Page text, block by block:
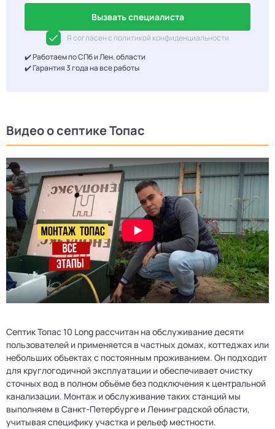
Вызвать специалиста
Я согласен с политикой конфиденциальности
✔️ Работаем по СПб и Лен. области
✔️ Гарантия 3 года на все работы
Видео о септике Топас
Септик Топас 10 Long рассчитан на обслуживание десяти
пользователей и применяется в частных домах, коттеджах или
небольших объектах с постоянным проживанием. Он подходит
для круглогодичной эксплуатации и обеспечивает очистку
сточных вод в полном объёме без подключения к центральной
канализации. Монтаж и обслуживание таких станций мы
выполняем в Санкт-Петербурге и Ленинградской области,
учитывая специфику участка и рельеф местности.